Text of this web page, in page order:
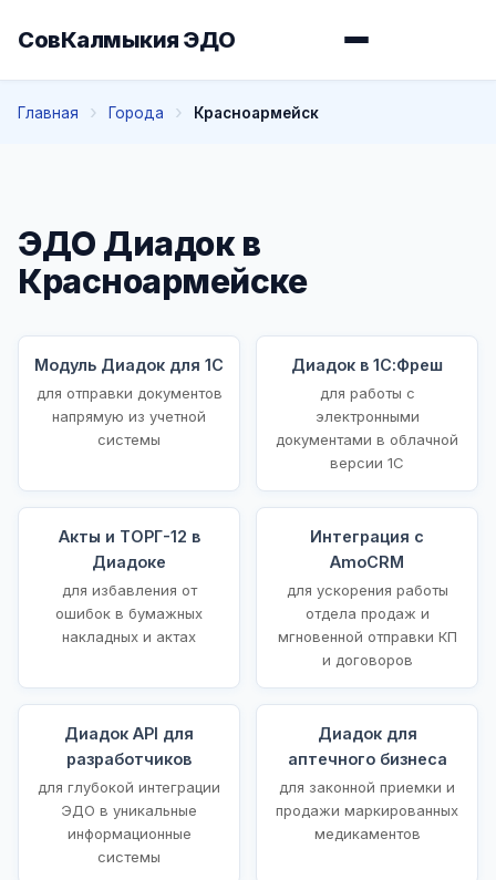
СовКалмыкия ЭДО
Главная Города Красноармейск
ЭДО Диадок в
Красноармейске
Модуль Диадок для 1С
для отправки документов
напрямую из учетной
системы
Диадок в 1С:Фреш
для работы с
электронными
документами в облачной
версии 1С
Акты и ТОРГ-12 в
Диадоке
для избавления от
ошибок в бумажных
накладных и актах
Интеграция с
AmoCRM
для ускорения работы
отдела продаж и
мгновенной отправки КП
и договоров
Диадок API для
разработчиков
для глубокой интеграции
ЭДО в уникальные
информационные
системы
Диадок для
аптечного бизнеса
для законной приемки и
продажи маркированных
медикаментов